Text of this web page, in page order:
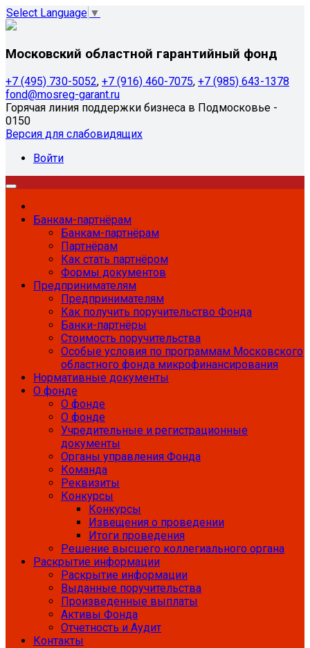
Select Language ▼
Московский областной гарантийный фонд
+7 (495) 730-5052, +7 (916) 460-7075, +7 (985) 643-1378
fond@mosreg-garant.ru
Горячая линия поддержки бизнеса в Подмосковье -
0150
Версия для слабовидящих
Войти
Банкам-партнёрам
Банкам-партнёрам
Партнёрам
Как стать партнёром
Формы документов
Предпринимателям
Предпринимателям
Как получить поручительство Фонда
Банки-партнёры
Стоимость поручительства
Особые условия по программам Московского
областного фонда микрофинансирования
Нормативные документы
О фонде
О фонде
О фонде
Учредительные и регистрационные
документы
Органы управления Фонда
Команда
Реквизиты
Конкурсы
Конкурсы
Извещения о проведении
Итоги проведения
Решение высшего коллегиального органа
Раскрытие информации
Раскрытие информации
Выданные поручительства
Произведенные выплаты
Активы Фонда
Отчетность и Аудит
Контакты